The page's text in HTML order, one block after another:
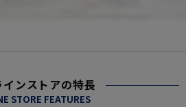
インストアの特長
STORE FEATURES